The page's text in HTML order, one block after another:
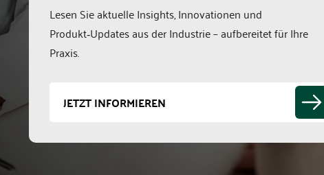
Lesen Sie aktuelle Insights, Innovationen und
Produkt‑Updates aus der Industrie – aufbereitet für Ihre
Praxis.
JETZT INFORMIEREN